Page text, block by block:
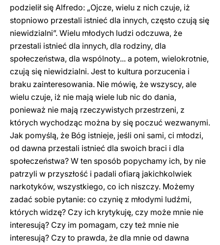
podzielił się Alfredo: „Ojcze, wielu z nich czuje, iż
stopniowo przestali istnieć dla innych, często czują się
niewidzialni”. Wielu młodych ludzi odczuwa, że
przestali istnieć dla innych, dla rodziny, dla
społeczeństwa, dla wspólnoty... a potem, wielokrotnie,
czują się niewidzialni. Jest to kultura porzucenia i
braku zainteresowania. Nie mówię, że wszyscy, ale
wielu czuje, iż nie mają wiele lub nic do dania,
ponieważ nie mają rzeczywistych przestrzeni, z
których wychodząc można by się poczuć wezwanymi.
Jak pomyślą, że Bóg istnieje, jeśli oni sami, ci młodzi,
od dawna przestali istnieć dla swoich braci i dla
społeczeństwa? W ten sposób popychamy ich, by nie
patrzyli w przyszłość i padali ofiarą jakichkolwiek
narkotyków, wszystkiego, co ich niszczy. Możemy
zadać sobie pytanie: co czynię z młodymi ludźmi,
których widzę? Czy ich krytykuję, czy może mnie nie
interesują? Czy im pomagam, czy też mnie nie
interesują? Czy to prawda, że dla mnie od dawna